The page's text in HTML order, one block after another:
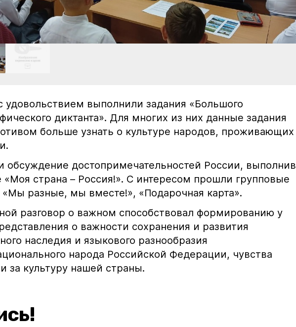
удовольствием выполнили задания «Большого
диктанта». Для многих из них данные задания
больше узнать о культуре народов, проживающих
обсуждение достопримечательностей России, выполнив
«Моя страна – Россия!». С интересом прошли групповые
«Мы разные, мы вместе!», «Подарочная карта».
разговор о важном способствовал формированию у
о важности сохранения и развития
наследия и языкового разнообразия
народа Российской Федерации, чувства
за культуру нашей страны.